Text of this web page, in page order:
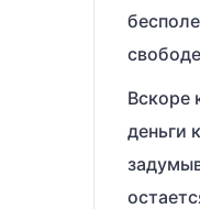
Вскоре
деньги